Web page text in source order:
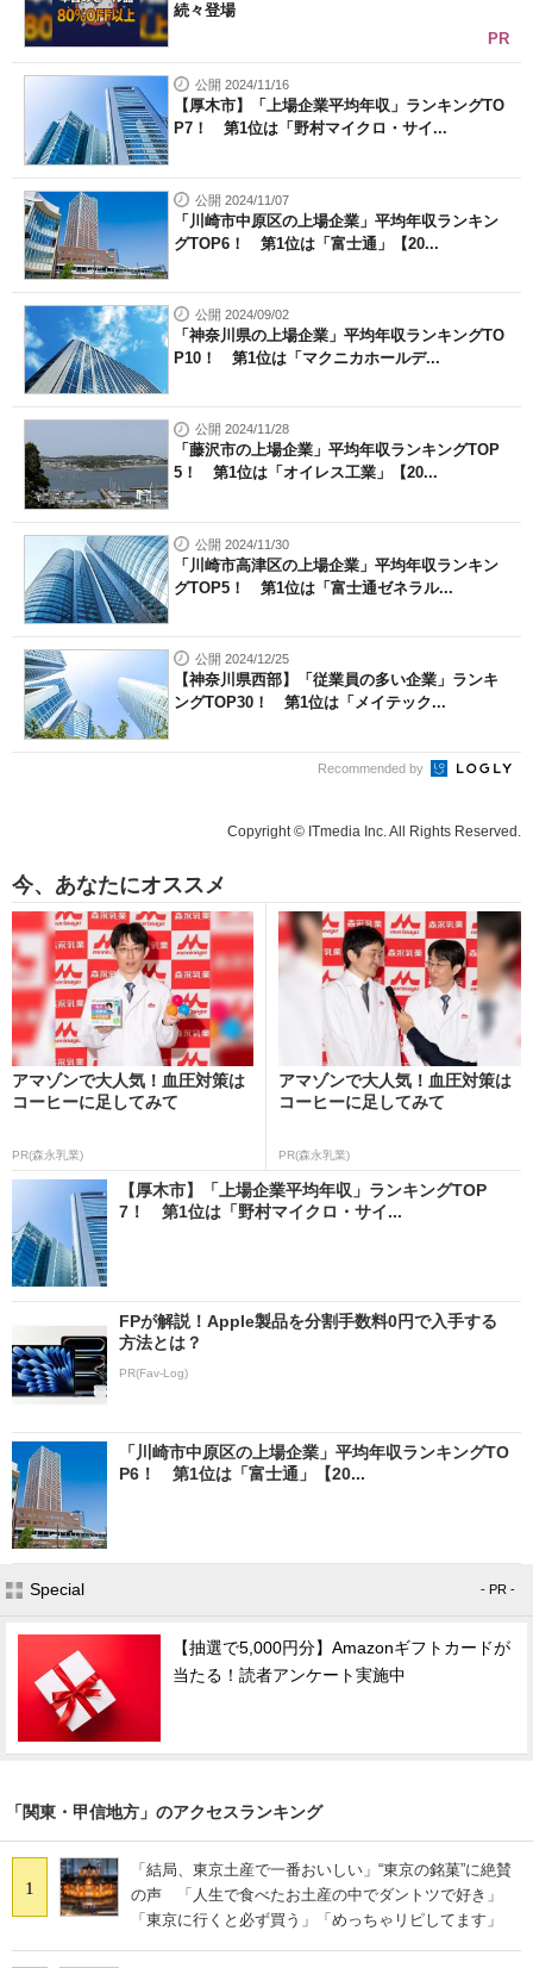
続々登場
PR
公開 2024/11/16
【厚木市】「上場企業平均年収」ランキングTO
P7！ 第1位は「野村マイクロ・サイ...
公開 2024/11/07
「川崎市中原区の上場企業」平均年収ランキン
グTOP6！ 第1位は「富士通」【20...
公開 2024/09/02
「神奈川県の上場企業」平均年収ランキングTO
P10！ 第1位は「マクニカホールデ...
公開 2024/11/28
「藤沢市の上場企業」平均年収ランキングTOP
5！ 第1位は「オイレス工業」【20...
公開 2024/11/30
「川崎市高津区の上場企業」平均年収ランキン
グTOP5！ 第1位は「富士通ゼネラル...
公開 2024/12/25
【神奈川県西部】「従業員の多い企業」ランキ
ングTOP30！ 第1位は「メイテック...
Recommended by
Copyright © ITmedia Inc. All Rights Reserved.
今、あなたにオススメ
アマゾンで大人気！血圧対策は
コーヒーに足してみて
PR(森永乳業)
アマゾンで大人気！血圧対策は
コーヒーに足してみて
PR(森永乳業)
【厚木市】「上場企業平均年収」ランキングTOP
7！ 第1位は「野村マイクロ・サイ...
FPが解説！Apple製品を分割手数料0円で入手する
方法とは？
PR(Fav-Log)
「川崎市中原区の上場企業」平均年収ランキングTO
P6！ 第1位は「富士通」【20...
Special - PR -
【抽選で5,000円分】Amazonギフトカードが
当たる！読者アンケート実施中
「関東・甲信地方」のアクセスランキング
1
「結局、東京土産で一番おいしい」“東京の銘菓”に絶賛
の声 「人生で食べたお土産の中でダントツで好き」
「東京に行くと必ず買う」「めっちゃリピしてます」